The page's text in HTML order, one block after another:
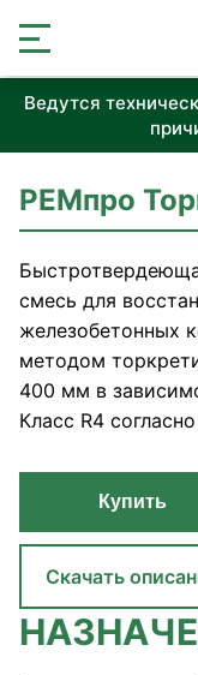
Ведутся
РЕМпро
смесь для
железобетонных
методом
400 мм в
Класс R4
Купить
Скачать